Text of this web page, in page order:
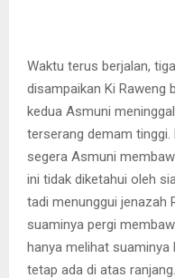
Waktu terus berjalan,
disampaikan Ki Raweng
kedua Asmuni
terserang demam tinggi.
segera Asmuni
ini tidak diketahui oleh
tadi menunggui jenazah
suaminya pergi
hanya melihat suaminya
tetap ada di atas